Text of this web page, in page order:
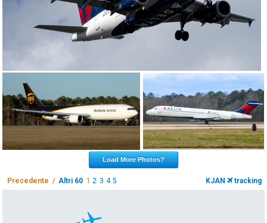
Load More Photos?
Precedente /Altri 60 12 3 4 5 KJAN tracking